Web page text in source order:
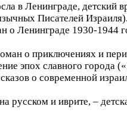
в Ленинграде, детский
Писателей Израиля).
Ленинграде 1930-1944
о приключениях и
эпох славного города
о современной
русском и иврите, –